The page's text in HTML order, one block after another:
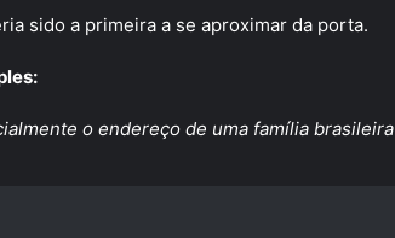
sido a primeira a se aproximar da porta.
o endereço de uma família brasileira